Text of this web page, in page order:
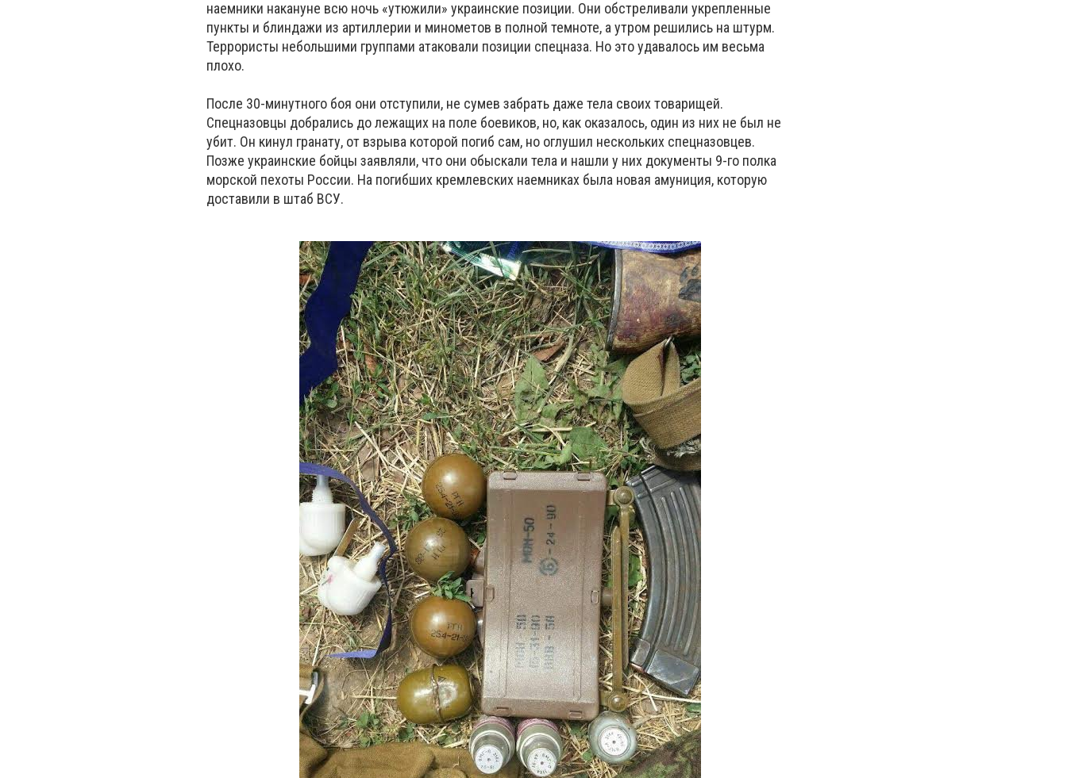
наемники накануне всю ночь «утюжили» украинские позиции. Они обстреливали укрепленные
пункты и блиндажи из артиллерии и минометов в полной темноте, а утром решились на штурм.
Террористы небольшими группами атаковали позиции спецназа. Но это удавалось им весьма
плохо.
После 30-минутного боя они отступили, не сумев забрать даже тела своих товарищей.
Спецназовцы добрались до лежащих на поле боевиков, но, как оказалось, один из них не был не
убит. Он кинул гранату, от взрыва которой погиб сам, но оглушил нескольких спецназовцев.
Позже украинские бойцы заявляли, что они обыскали тела и нашли у них документы 9-го полка
морской пехоты России. На погибших кремлевских наемниках была новая амуниция, которую
доставили в штаб ВСУ.